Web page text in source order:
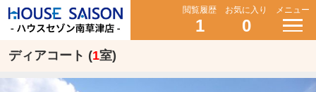
閲覧履歴
1
お気に入り
0
メニュー
ディアコート (1室)